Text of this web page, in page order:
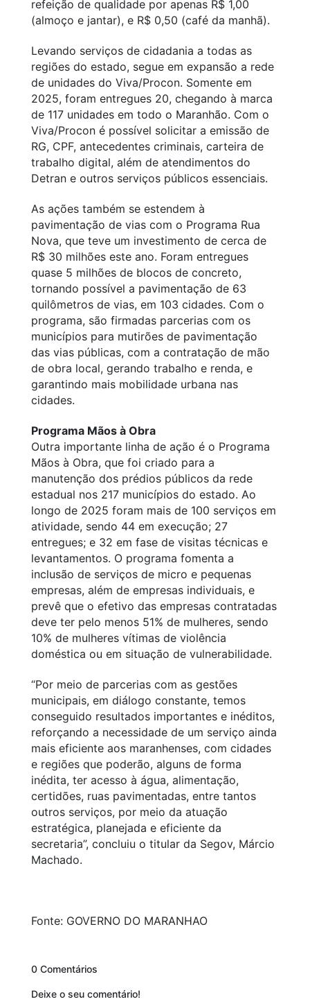
refeição de qualidade por apenas R$ 1,00
(almoço e jantar), e R$ 0,50 (café da manhã).
Levando serviços de cidadania a todas as
regiões do estado, segue em expansão a rede
de unidades do Viva/Procon. Somente em
2025, foram entregues 20, chegando à marca
de 117 unidades em todo o Maranhão. Com o
Viva/Procon é possível solicitar a emissão de
RG, CPF, antecedentes criminais, carteira de
trabalho digital, além de atendimentos do
Detran e outros serviços públicos essenciais.
As ações também se estendem à
pavimentação de vias com o Programa Rua
Nova, que teve um investimento de cerca de
R$ 30 milhões este ano. Foram entregues
quase 5 milhões de blocos de concreto,
tornando possível a pavimentação de 63
quilômetros de vias, em 103 cidades. Com o
programa, são firmadas parcerias com os
municípios para mutirões de pavimentação
das vias públicas, com a contratação de mão
de obra local, gerando trabalho e renda, e
garantindo mais mobilidade urbana nas
cidades.
Programa Mãos à Obra
Outra importante linha de ação é o Programa
Mãos à Obra, que foi criado para a
manutenção dos prédios públicos da rede
estadual nos 217 municípios do estado. Ao
longo de 2025 foram mais de 100 serviços em
atividade, sendo 44 em execução; 27
entregues; e 32 em fase de visitas técnicas e
levantamentos. O programa fomenta a
inclusão de serviços de micro e pequenas
empresas, além de empresas individuais, e
prevê que o efetivo das empresas contratadas
deve ter pelo menos 51% de mulheres, sendo
10% de mulheres vítimas de violência
doméstica ou em situação de vulnerabilidade.
“Por meio de parcerias com as gestões
municipais, em diálogo constante, temos
conseguido resultados importantes e inéditos,
reforçando a necessidade de um serviço ainda
mais eficiente aos maranhenses, com cidades
e regiões que poderão, alguns de forma
inédita, ter acesso à água, alimentação,
certidões, ruas pavimentadas, entre tantos
outros serviços, por meio da atuação
estratégica, planejada e eficiente da
secretaria”, concluiu o titular da Segov, Márcio
Machado.
Fonte: GOVERNO DO MARANHAO
0 Comentários
Deixe o seu comentário!